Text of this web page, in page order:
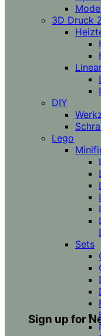
Sign up for
3D Druck
DIY
Lego
Sets